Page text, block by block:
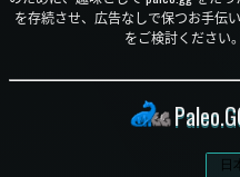
を存続させ、広告なしで保つお手伝
をご検討ください